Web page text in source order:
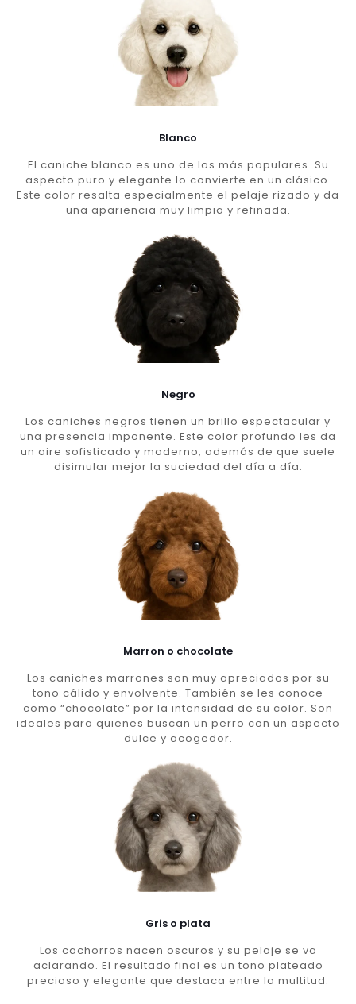
Blanco
El caniche blanco es uno de los más populares. Su
aspecto puro y elegante lo convierte en un clásico.
Este color resalta especialmente el pelaje rizado y da
una apariencia muy limpia y refinada.
Negro
Los caniches negros tienen un brillo espectacular y
una presencia imponente. Este color profundo les da
un aire sofisticado y moderno, además de que suele
disimular mejor la suciedad del día a día.
Marron o chocolate
Los caniches marrones son muy apreciados por su
tono cálido y envolvente. También se les conoce
como “chocolate” por la intensidad de su color. Son
ideales para quienes buscan un perro con un aspecto
dulce y acogedor.
Gris o plata
Los cachorros nacen oscuros y su pelaje se va
aclarando. El resultado final es un tono plateado
precioso y elegante que destaca entre la multitud.